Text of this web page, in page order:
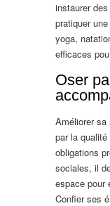
instaurer
pratiquer
yoga,
efficaces
Oser
Améliorer
par la
obligations
sociales, il
espace pour
Confier ses